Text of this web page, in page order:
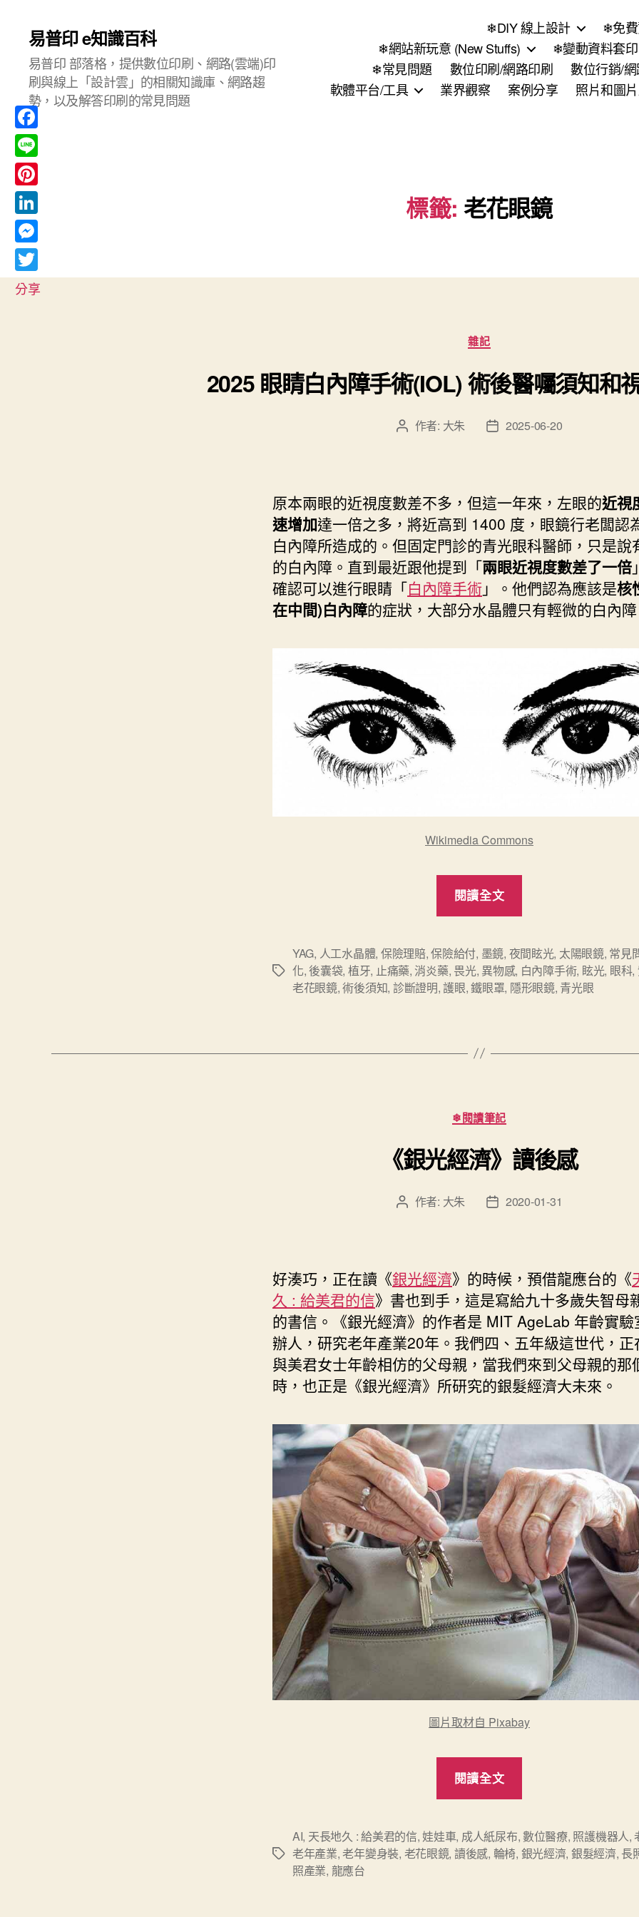
易普印 e知識百科
易普印 部落格，提供數位印刷、網路(雲端)印
刷與線上「設計雲」的相關知識庫、網路趨
勢，以及解答印刷的常見問題
❄DIY 線上設計
❄免
❄網站新玩意 (New Stuffs)
❄變動資料套
❄常見問題
數位印刷/網路印刷 數位行銷/
軟體平台/工具
業界觀察 案例分享 照片和圖
標籤: 老花眼鏡
分
類
雜記
2025 眼睛白內障手術(IOL) 術後醫囑須知和
文 作者: 大朱
文
日
期
2025-06-20
原本兩眼的近視度數差不多，但這一年來，左眼的近視
速增加達一倍之多，將近高到 1400 度，眼鏡行老闆認
白內障所造成的。但固定門診的青光眼科醫師，只是說
的白內障。直到最近跟他提到「兩眼近視度數差了一倍
確認可以進行眼睛「白內障手術」。他們認為應該是核
在中間)白內障的症狀，大部分水晶體只有輕微的白內障
Wikimedia Commons
閱讀全文
白
內
障
囑
須
知
恢
復
筆
記”
標
YAG, 人工水晶體, 保險理賠,保險給付, 墨鏡, 夜間眩光, 太陽眼鏡, 常見
化,後囊袋, 植牙, 止痛藥, 消炎藥, 畏光, 異物感, 白內障手術, 眩光, 眼科,
老花眼鏡,術後須知, 診斷證明,護眼,鐵眼罩, 隱形眼鏡, 青光眼
分
類
❄閱讀筆記
《銀光經濟》讀後感
文 作者: 大朱
文
日
期
2020-01-31
好湊巧，正在讀《銀光經濟》的時候，預借龍應台的《
久 : 給美君的信》書也到手，這是寫給九十多歲失智母
的書信。《銀光經濟》的作者是 MIT AgeLab 年齡實驗
辦人，研究老年產業20年。我們四、五年級這世代，正
與美君女士年齡相仿的父母親，當我們來到父母親的那
時，也正是《銀光經濟》所研究的銀髮經濟大未來。
圖片取材自 Pixabay
閱讀全文
濟》
讀
標
AI, 天長地久 : 給美君的信,娃娃車, 成人紙尿布,數位醫療, 照護機器人,
老年產業,老年變身裝, 老花眼鏡, 讀後感, 輪椅, 銀光經濟, 銀髮經濟, 長
照產業, 龍應台
F
a
c
e
b
o
o
k
L
i
n
e
P
i
n
t
e
L
i
n
k
M
e
s
T
分享